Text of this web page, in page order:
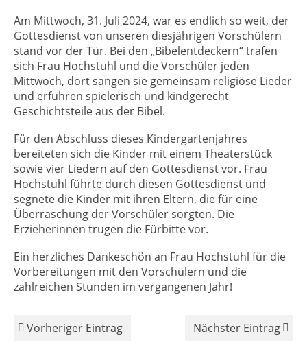
Am Mittwoch, 31. Juli 2024, war es endlich so weit, der
Gottesdienst von unseren diesjährigen Vorschülern
stand vor der Tür. Bei den „Bibelentdeckern“ trafen
sich Frau Hochstuhl und die Vorschüler jeden
Mittwoch, dort sangen sie gemeinsam religiöse Lieder
und erfuhren spielerisch und kindgerecht
Geschichtsteile aus der Bibel.
Für den Abschluss dieses Kindergartenjahres
bereiteten sich die Kinder mit einem Theaterstück
sowie vier Liedern auf den Gottesdienst vor. Frau
Hochstuhl führte durch diesen Gottesdienst und
segnete die Kinder mit ihren Eltern, die für eine
Überraschung der Vorschüler sorgten. Die
Erzieherinnen trugen die Fürbitte vor.
Ein herzliches Dankeschön an Frau Hochstuhl für die
Vorbereitungen mit den Vorschülern und die
zahlreichen Stunden im vergangenen Jahr!
Vorheriger Eintrag Nächster Eintrag